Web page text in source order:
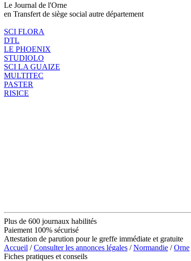
Le Journal de l'Orne
en Transfert de siège social autre département
SCI FLORA
DTL
LE PHOENIX
STUDIOLO
SCI LA GUAIZE
MULTITEC
PASTER
RISICE
Plus de 600 journaux habilités
Paiement 100% sécurisé
Attestation de parution pour le greffe immédiate et gratuite
Accueil /Consulter les annonces légales /Normandie /Orne
Fiches pratiques et conseils